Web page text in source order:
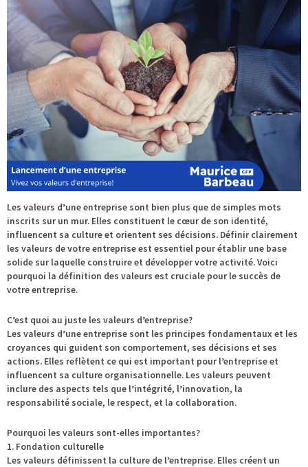
Les valeurs d’une entreprise sont bien plus que de simples mots
inscrits sur un mur. Elles constituent le cœur de son identité,
influencent sa culture et orientent ses décisions. Définir clairement
les valeurs de votre entreprise est essentiel pour établir une base
solide sur laquelle construire et développer votre activité. Voici
pourquoi la définition des valeurs est cruciale pour le succès de
votre entreprise.
C’est quoi au juste les valeurs d’entreprise?
Les valeurs d’une entreprise sont les principes fondamentaux et les
croyances qui guident son comportement, ses décisions et ses
actions. Elles reflètent ce qui est important pour l’entreprise et
influencent sa culture organisationnelle. Les valeurs peuvent
inclure des aspects tels que l’intégrité, l’innovation, la
responsabilité sociale, le respect, et la collaboration.
Pourquoi les valeurs sont-elles importantes?
1. Fondation culturelle
Les valeurs définissent la culture de l’entreprise. Elles créent un